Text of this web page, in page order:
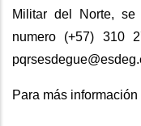
Militar del Norte, se
numero (+57) 310
Para más información